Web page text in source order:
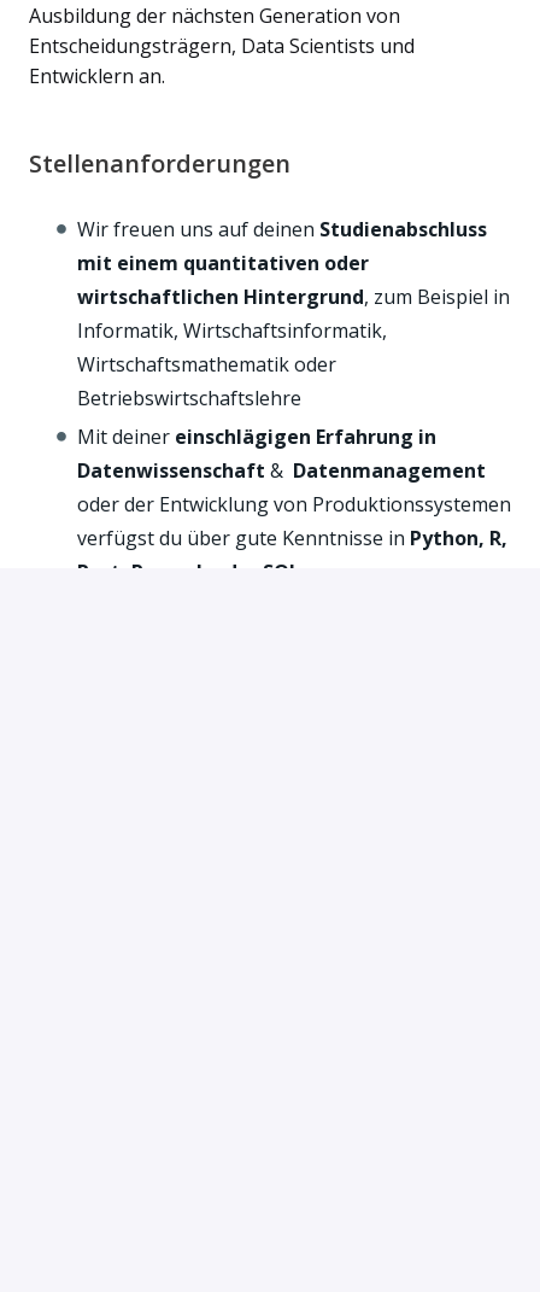
Ausbildung der nächsten Generation von
Entscheidungsträgern, Data Scientists und
Entwicklern an.
Stellenanforderungen
Wir freuen uns auf deinen Studienabschluss
mit einem quantitativen oder
wirtschaftlichen Hintergrund, zum Beispiel in
Informatik, Wirtschaftsinformatik,
Wirtschaftsmathematik oder
Betriebswirtschaftslehre
Mit deiner einschlägigen Erfahrung in
Datenwissenschaft & Datenmanagement
oder der Entwicklung von Produktionssystemen
verfügst du über gute Kenntnisse in Python, R,
Rust, Pyspark oder SQL